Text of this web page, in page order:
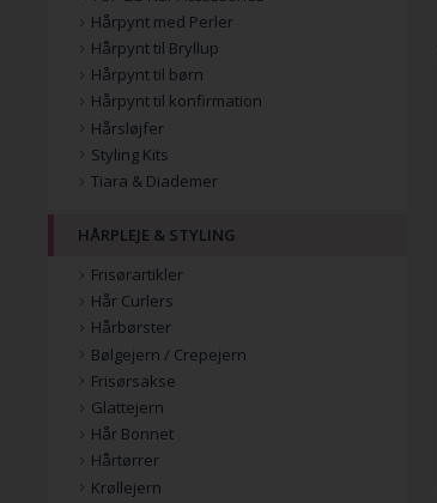
Hårpynt med Perler
Hårpynt til Bryllup
Hårpynt til børn
Hårpynt til konfirmation
Hårsløjfer
Styling Kits
Tiara & Diademer
HÅRPLEJE & STYLING
Frisørartikler
Hår Curlers
Hårbørster
Bølgejern / Crepejern
Frisørsakse
Glattejern
Hår Bonnet
Hårtørrer
Krøllejern